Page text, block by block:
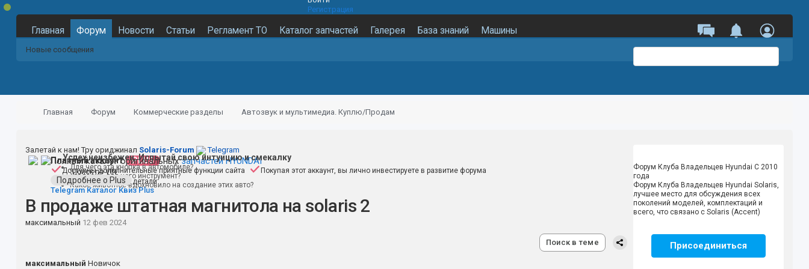
Регистрация
Главная Форум
Новые сообщения
Новости Статьи Регламент ТО Каталог запчастей Галерея База знаний Машины
Главная Форум Коммерческие разделы Автозвук и мультимедиа. Куплю/Продам
Залетай к нам! Тру ориджинал Solaris-Forum Telegram
Полный каталог оригинальныхзапчастей HYUNDAI
Поиск по VIN
Поиск по номеру детали
Успех неизбежен. Испытай свою интуицию и смекалку
Для чего эта кнопка в автомобиле?
Угадаешь для чего инструмент?
Какое животное вдохновило на создание этих авто?
Платный аккаунт PLUS
Доступны дополнительные приятные функции сайта Покупая этот аккаунт, вы лично инвестируете в развитие форума
Подробнее о Plus
Telegram Каталог Квиз Plus
В продаже штатная магнитола на solaris 2
максимальный 12 фев 2024
Поиск в теме
максимальный Новичок
Форум Клуба Владельцев Hyundai С 2010
года
Форум Клуба Владельцев Hyundai Solaris,
лучшее место для обсуждения всех
поколений моделей, комплектаций и
всего, что связано с Solaris (Accent)
Присоединиться